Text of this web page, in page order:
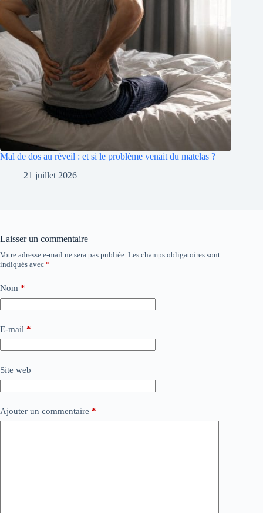
Mal de dos au réveil : et si le problème venait du matelas ?
21 juillet 2026
Laisser un commentaire
Votre adresse e-mail ne sera pas publiée. Les champs obligatoires sont
indiqués avec *
Nom *
E-mail *
Site web
Ajouter un commentaire *